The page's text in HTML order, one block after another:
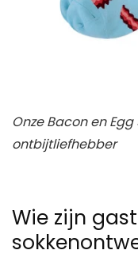
Onze Bacon en
ontbijtliefhebber
Wie zijn